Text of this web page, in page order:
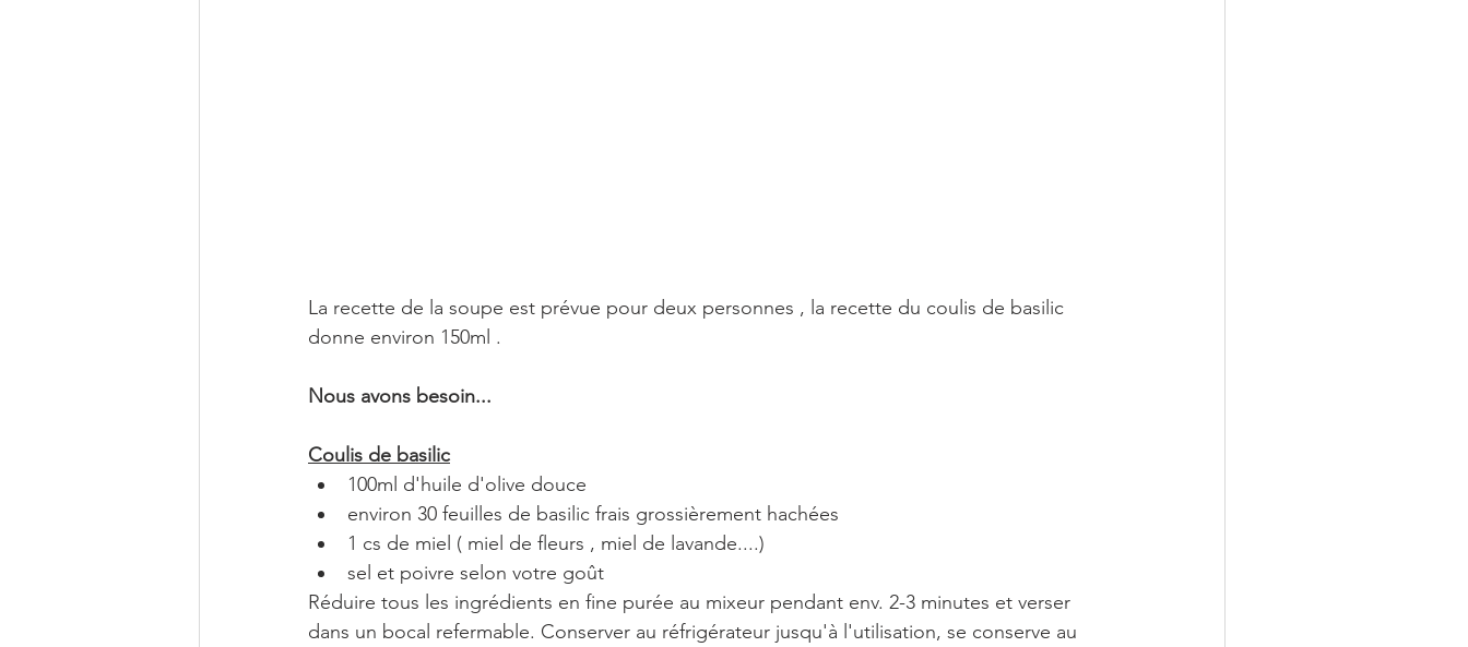
La recette de la soupe est prévue pour deux personnes , la recette du coulis de basilic
donne environ 150ml .
Nous avons besoin...
Coulis de basilic
100ml d'huile d'olive douce
environ 30 feuilles de basilic frais grossièrement hachées
1 cs de miel ( miel de fleurs , miel de lavande....)
sel et poivre selon votre goût
Réduire tous les ingrédients en fine purée au mixeur pendant env. 2-3 minutes et verser
dans un bocal refermable. Conserver au réfrigérateur jusqu'à l'utilisation, se conserve au